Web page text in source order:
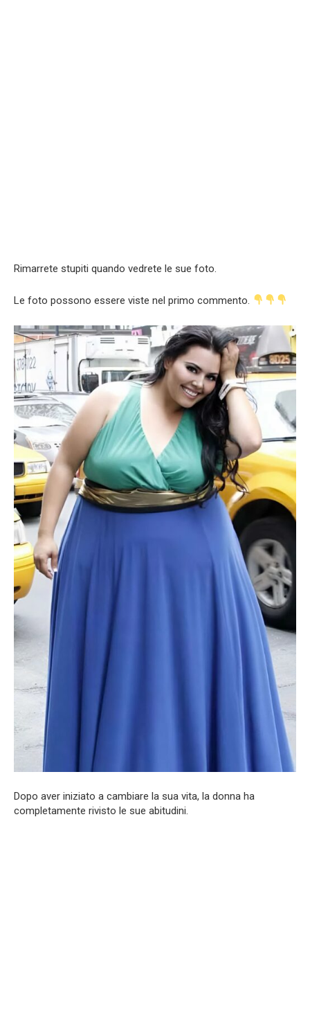
Rimarrete stupiti quando vedrete le sue foto.
Le foto possono essere viste nel primo commento.
Dopo aver iniziato a cambiare la sua vita, la donna ha
completamente rivisto le sue abitudini.